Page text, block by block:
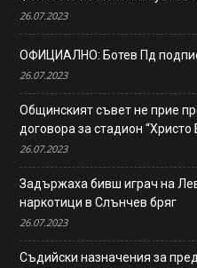
26.07.2023
ОФИЦИАЛНО: Ботев Пд
26.07.2023
Общинският съвет не прие
договора за стадион “Христо
26.07.2023
Задържаха бивш играч на
наркотици в Слънчев бряг
26.07.2023
Съдийски назначения за